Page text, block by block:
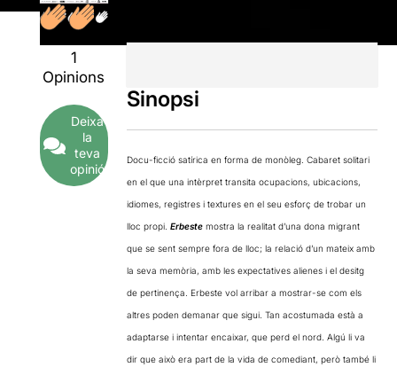
1
Opinions
Deixa
la
teva
opinió
Sinopsi
Docu-ficció satírica en forma de monòleg. Cabaret solitari
en el que una intèrpret transita ocupacions, ubicacions,
idiomes, registres i textures en el seu esforç de trobar un
lloc propi.Erbestemostra la realitat d’una dona migrant
que se sent sempre fora de lloc; la relació d’un mateix amb
la seva memòria, amb les expectatives alienes i el desitg
de pertinença. Erbeste vol arribar a mostrar-se com els
altres poden demanar que sigui. Tan acostumada està a
adaptarse i intentar encaixar, que perd el nord. Algú li va
dir que això era part de la vida de comediant, però també li